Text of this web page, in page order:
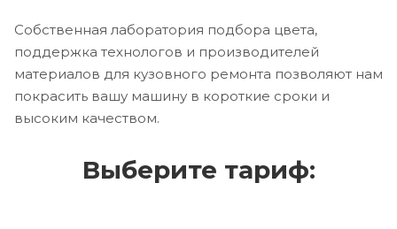
Собственная лаборатория подбора цвета,
поддержка технологов и производителей
материалов для кузовного ремонта позволяют нам
покрасить вашу машину в короткие сроки и
высоким качеством.
Выберите тариф: